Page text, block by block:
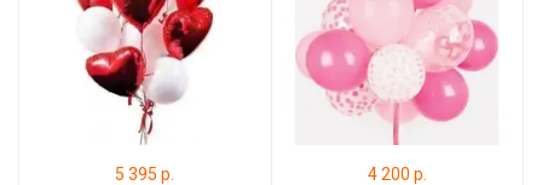
5 395 р. 4 200 р.